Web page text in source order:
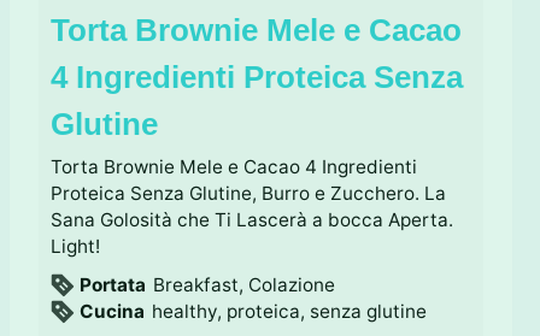
Torta Brownie Mele e Cacao
4 Ingredienti Proteica Senza
Glutine
Torta Brownie Mele e Cacao 4 Ingredienti
Proteica Senza Glutine, Burro e Zucchero. La
Sana Golosità che Ti Lascerà a bocca Aperta.
Light!
Portata Breakfast, Colazione
Cucina healthy, proteica, senza glutine